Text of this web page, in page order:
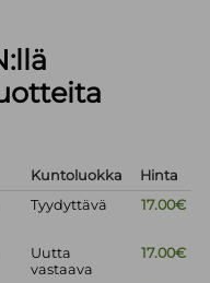
Kuntoluokka
Hinta
Tyydyttävä 17.00€
Uutta
vastaava
17.00€